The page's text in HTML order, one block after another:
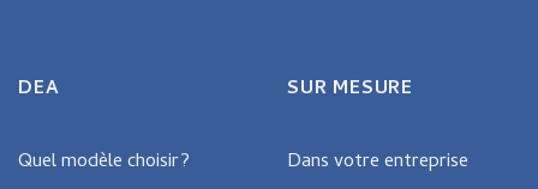
may
on
DEA
Quel modèle choisir?
SUR MESURE
Dans votre entreprise